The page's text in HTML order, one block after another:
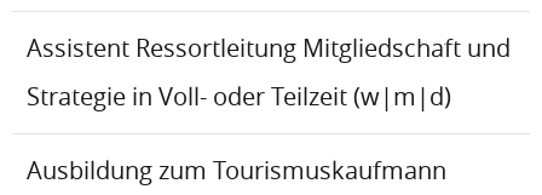
Assistent Ressortleitung Mitgliedschaft und
Strategie in Voll- oder Teilzeit (w|m|d)
Ausbildung zum Tourismuskaufmann